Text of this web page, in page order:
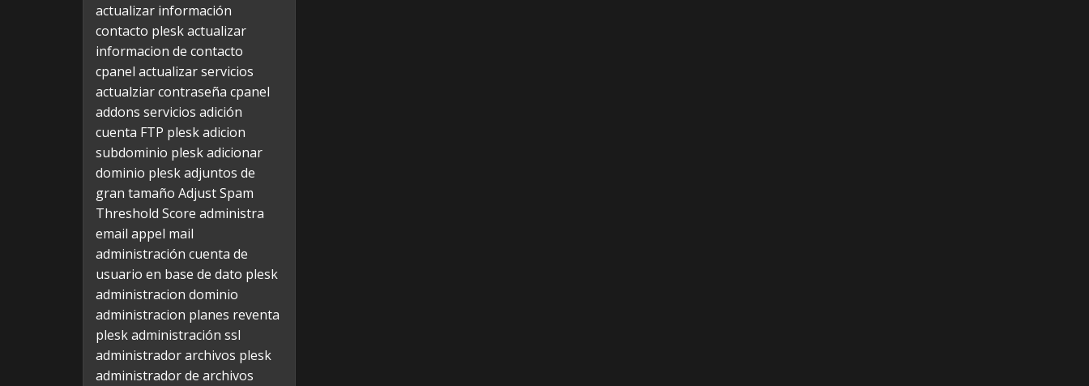
actualizar información
contacto pleskactualizar
informacion de contacto
cpanel actualizar servicios
actualziar contraseña cpanel
addons servicios adición
cuenta FTP pleskadicion
subdominio pleskadicionar
dominio pleskadjuntos de
gran tamaño Adjust Spam
Threshold Score administra
email appel mail
administración cuenta de
usuario en base de dato plesk
administracion dominio
administracion planes reventa
pleskadministración ssl
administrador archivos plesk
administrador de archivos